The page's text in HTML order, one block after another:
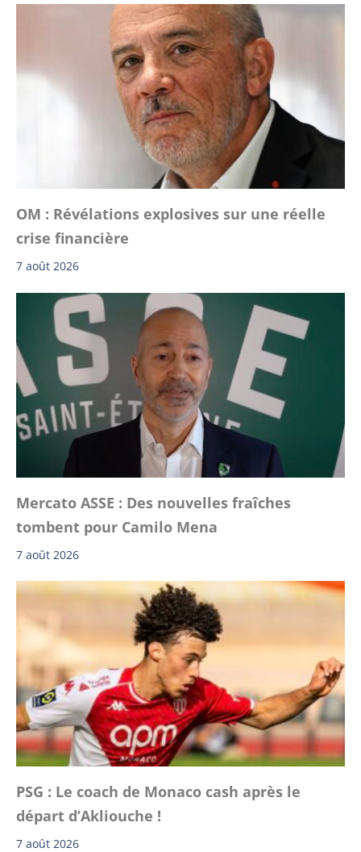
OM : Révélations explosives sur une réelle
crise financière
7 août 2026
Mercato ASSE : Des nouvelles fraîches
tombent pour Camilo Mena
7 août 2026
PSG : Le coach de Monaco cash après le
départ d’Akliouche !
7 août 2026